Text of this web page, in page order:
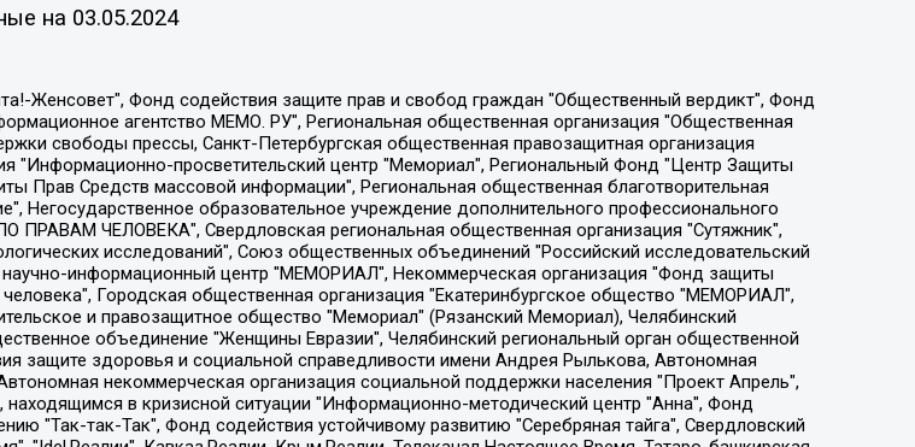
на 03.05.2024
fonds, зарегистрированное в Латвийской Республике (регистрационный номер 50008295751, дата регистрации 24.02.2020), Великовский Дмитрий Александрович, Долинина Ирина Николаевна, Мароховская Алеся Алексеевна, Шлейнов Роман Юрьевич, Шмагун Олеся Валентиновна, Общество с ограниченной ответственностью "Альтаир 2021", Общество с ограниченной ответственностью "Вега 2021", Общество с ограниченной ответственностью "Главный редактор 2021", Общество с ограниченной ответственностью "Ромашки монолит", Важенков Артем Валерьевич, Ивановская областная общественная организация "Центр гендерных исследований", Гурман Юрий Альбертович, Медиапроект "ОВД-Инфо", Егоров Владимир Владимирович, Жилинский Владимир Александрович, Общество с ограниченной ответственностью "ЗП", Иванова София Юрьевна, Карезина Инна Павловна, Кильтау Екатерина Викторовна, Петров Алексей Викторович, Пискунов Сергей Евгеньевич, Смирнов Сергей Сергеевич, Тихонов Михаил Сергеевич, Общество с ограниченной ответственностью "ЖУРНАЛИСТ-ИНОСТРАННЫЙ АГЕНТ", Арапова Галина Юрьевна, Вольтская Татьяна Анатольевна, Американская компания "Mason G.E.S. Anonymous Foundation" (США), являющаяся владельцем интернет-издания https://mnews.world/, Компания "Stichting Bellingcat", зарегистрированная в Нидерландах (дата регистрации 11.07.2018), Захаров Андрей Вячеславович, Клепиковская Екатерина Дмитриевна, Общество с ограниченной ответственностью "МЕМО", Перл Роман Александрович, Симонов Евгений Алексеевич, Соловьева Елена Анатольевна, Сотников Даниил Владимирович, Сурначева Елизавета Дмитриевна, Автономная некоммерческая организация по защите прав человека и информированию населения "Якутия – Наше Мнение", Общество с ограниченной ответственностью "Москоу диджитал медиа", с 26.01.2023 Общество с ограниченной ответственностью "Чайка Белые сады", Ветошкина Валерия Валерьевна, Заговора Максим Александрович, Межрегиональное общественное движение "Российская ЛГБТ - сеть", Оленичев Максим Владимирович, Павлов Иван Юрьевич, Скворцова Елена Сергеевна, Общество с ограниченной ответственностью "Как бы инагент", Кочетков Игорь Викторович, Общество с ограниченной ответственностью "Честные выборы", Еланчик Олег Александрович, Общество с ограниченной ответственностью "Нобелевский призыв", Гималова Регина Эмилевна, Григорьев Андрей Валерьевич, Григорьева Алина Александровна, Ассоциация по содействию защите прав призывников, альтернативнослужащих и военнослужащих "Правозащитная группа "Гражданин.Армия.Право", Хисамова Регина Фаритовна, Автономная некоммерческая организация по реализации социально-правовых программ "Лилит", Дальневосточное общественное движение "Маяк", Санкт-Петербургская ЛГБТ-инициативная группа "Выход", Инициативная группа ЛГБТ+ "Реверс", Алексеев Андрей Викторович, Бекбулатова Таисия Львовна, Беляев Иван Михайлович, Владыкина Елена Сергеевна, Гельман Марат Александрович, Никульшина Вероника Юрьевна, Толоконникова Надежда Андреевна, Шендерович Виктор Анатольевич, Общество с ограниченной ответственностью "Данное сообщение", Общество с ограниченной ответственностью Издательский дом "Новая глава", Айнбиндер Александра Александровна, Московский комьюнити-центр для ЛГБТ+инициатив, Благотворительный фонд развития филантропии, Deutsche Welle (Германия, Kurt-Schumacher-Strasse 3, 53113 Bonn), Борзунова Мария Михайловна, Воробьев Виктор Викторович, Голубева Анна Львовна, Константинова Алла Михайловна, Малкова Ирина Владимировна, Мурадов Мурад Абдулгалимович, Осетинская Елизавета Николаевна, Понасенков Евгений Николаевич, Ганапольский Матвей Юрьевич, Киселев Евгений Алексеевич, Борухович Ирина Григорьевна, Дремин Иван Тимофеевич, Дубровский Дмитрий Викторович, Красноярская региональная общественная организация поддержки и развития альтернативных образовательных технологий и межкультурных коммуникаций "ИНТЕРРА", Маяковская Екатерина Алексеевна, Фейгин Марк Захарович, Филимонов Андрей Викторович, Дзугкоева Регина Николаевна, Доброхотов Роман Александрович, Дудь Юрий Александрович, Елкин Сергей Владимирович, Кругликов Кирилл Игоревич, Сабунаева Мария Леонидовна, Семенов Алексей Владимирович, Шаинян Карен Багратович, Шульман Екатерина Михайловна, Асафьев Артур Валерьевич, Вахштайн Виктор Семенович, Венедиктов Алексей Алексеевич, Лушникова Екатерина Евгеньевна, Волков Леонид Михайлович, Невзоров Александр Глебович, Пархоменко Сергей Борисович, Сироткин Ярослав Николаевич, Кара-Мурза Владимир Владимирович, Баранова Наталья Владимировна, Гозман Леонид Яковлевич, Кагарлицкий Борис Юльевич, Климарев Михаил Валерьевич, Милов Владимир Станиславович, Автономная некоммерческая организация Краснодарский центр современного искусства "Типография", Моргенштерн Алишер Тагирович, Соболь Любовь Эдуардовна, Общество с ограниченной ответственностью "ЛИЗА НОРМ", Каспаров Гарри Кимович, Ходорковский Михаил Борисович, Общество с ограниченной ответственностью "Апрельские тезисы", Данилович Ирина Брониславовна, Кашин Олег Владимирович, Петров Николай Владимирович, Пивоваров Алексей Владимирович, Соколов Михаил Владимирович, Цветкова Юлия Владимировна, Чичваркин Евгений Александрович, Комитет против пыток/Команда против пыток, Общество с ограниченной ответственностью "Первый научный", Общество с ограниченной ответственностью "Вертолет и ко", Белоцерковская Вероника Борисовна, Кац Максим Евгеньевич, Лазарева Татьяна Юрьевна, Шаведдинов Руслан Табризович, Яшин Илья Валерьевич, Общество с ограниченной ответственностью "Иноагент ААВ", Алешковский Дмитрий Петрович, Альбац Евгения Марковна, Быков Дмитрий Львович, Галямина Юлия Евгеньевна, Лойко Сергей Леонидович, Мартынов Кирилл Константинович, Медведев Сергей Александрович, Крашенинников Федор Геннадиевич, Гордеева Катерина Вл